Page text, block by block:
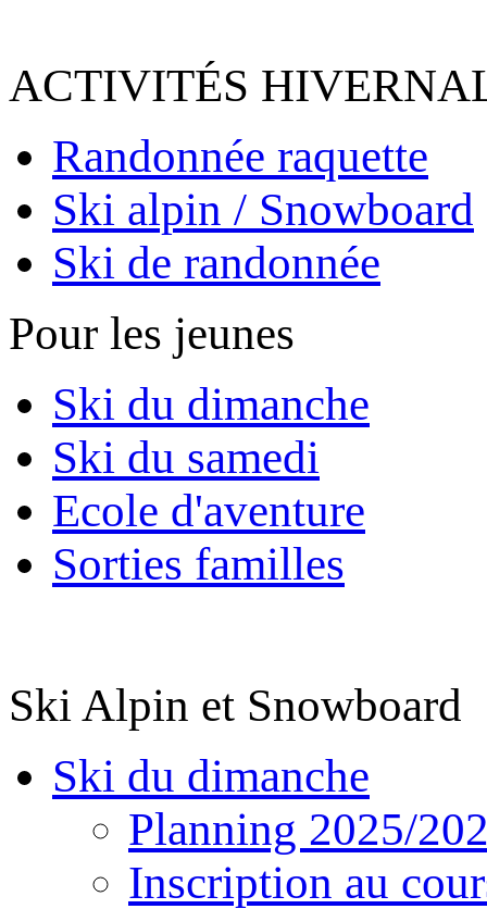
ACTIVITÉS
Randonnée raquette
Ski alpin / Snowboard
Ski de randonnée
Pour les jeunes
Ski du dimanche
Ski du samedi
Ecole d'aventure
Sorties familles
Ski Alpin et Snowboard
Ski du dimanche
Planning 2025/
Inscription au